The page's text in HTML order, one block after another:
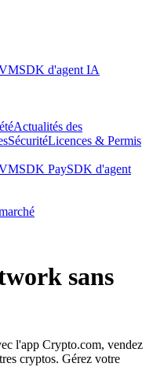
SDK d'agent IA
Actualités des
SécuritéLicences & Permis
SDK PaySDK d'agent
sans
l'app Crypto.com, vendez
cryptos. Gérez votre